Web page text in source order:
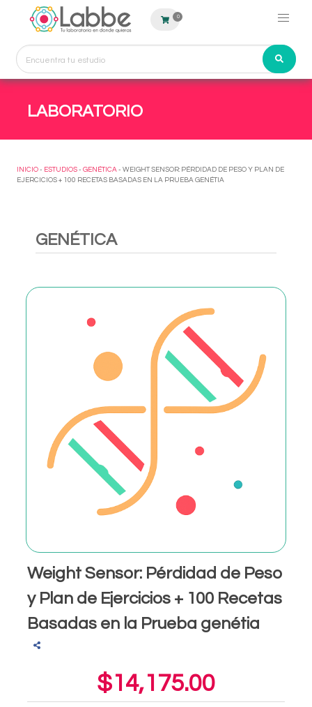
0
LABORATORIO
INICIO - ESTUDIOS - GENÉTICA - WEIGHT SENSOR: PÉRDIDAD DE PESO Y PLAN DE
EJERCICIOS + 100 RECETAS BASADAS EN LA PRUEBA GENÉTIA
GENÉTICA
Weight Sensor: Pérdidad de Peso
y Plan de Ejercicios + 100 Recetas
Basadas en la Prueba genétia
$14,175.00